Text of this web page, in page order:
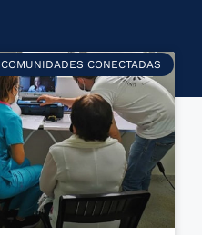
COMUNIDADES CONECTADAS